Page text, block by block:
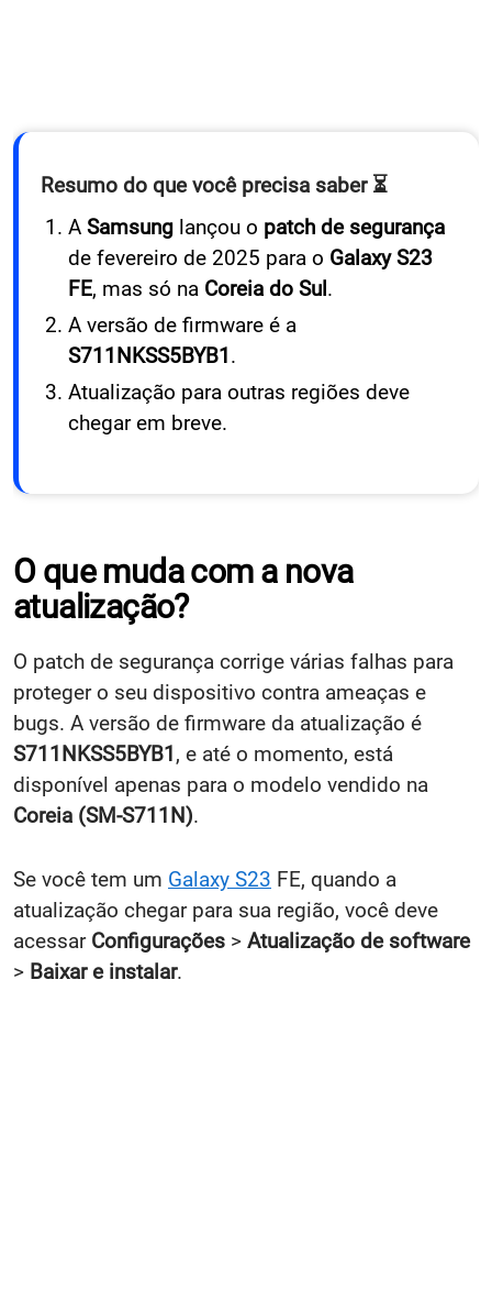
Resumo do que você precisa saber ⏳
A Samsung lançou o patch de segurança
de fevereiro de 2025 para o Galaxy S23
FE, mas só na Coreia do Sul.
A versão de firmware é a
S711NKSS5BYB1.
Atualização para outras regiões deve
chegar em breve.
O que muda com a nova
atualização?
O patch de segurança corrige várias falhas para
proteger o seu dispositivo contra ameaças e
bugs. A versão de firmware da atualização é
S711NKSS5BYB1, e até o momento, está
disponível apenas para o modelo vendido na
Coreia (SM-S711N).
Se você tem um Galaxy S23 FE, quando a
atualização chegar para sua região, você deve
acessar Configurações > Atualização de software
> Baixar e instalar.